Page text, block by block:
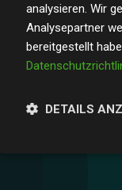
Ansatzes.
analysieren. Wir
Analysepartner
bereitgestellt
DETAILS